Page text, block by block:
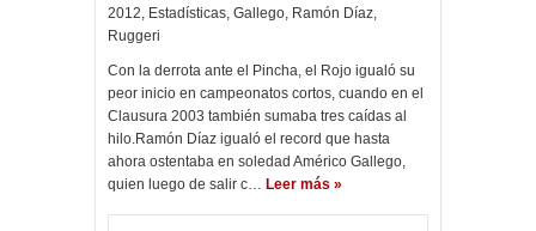
2012, Estadísticas, Gallego, Ramón Díaz,
Ruggeri
Con la derrota ante el Pincha, el Rojo igualó su
peor inicio en campeonatos cortos, cuando en el
Clausura 2003 también sumaba tres caídas al
hilo.Ramón Díaz igualó el record que hasta
ahora ostentaba en soledad Américo Gallego,
quien luego de salir c… Leer más »